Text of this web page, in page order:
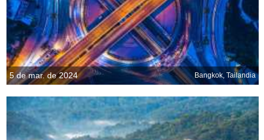
5 de mar. de 2024 Bangkok, Tailandia